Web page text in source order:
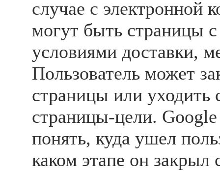
случае с электронной
могут быть страницы
условиями доставки,
Пользователь может
страницы или уходить
страницы-цели.
понять, куда ушел
каком этапе он закрыл